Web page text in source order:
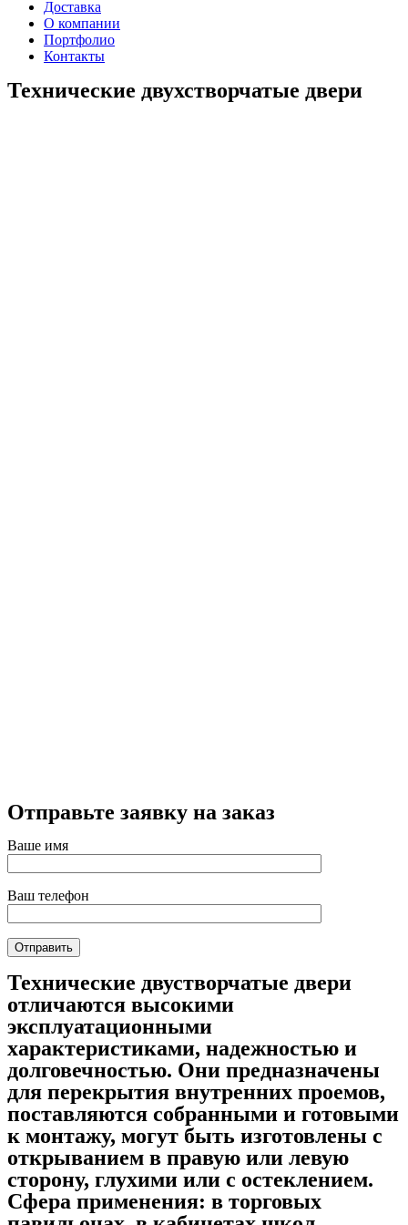
Доставка
О компании
Портфолио
Контакты
Технические двухстворчатые двери
Отправьте заявку на заказ
Ваше имя
Ваш телефон
Технические двустворчатые двери
отличаются высокими
эксплуатационными
характеристиками, надежностью и
долговечностью. Они предназначены
для перекрытия внутренних проемов,
поставляются собранными и готовыми
к монтажу, могут быть изготовлены с
открыванием в правую или левую
сторону, глухими или с остеклением.
Сфера применения: в торговых